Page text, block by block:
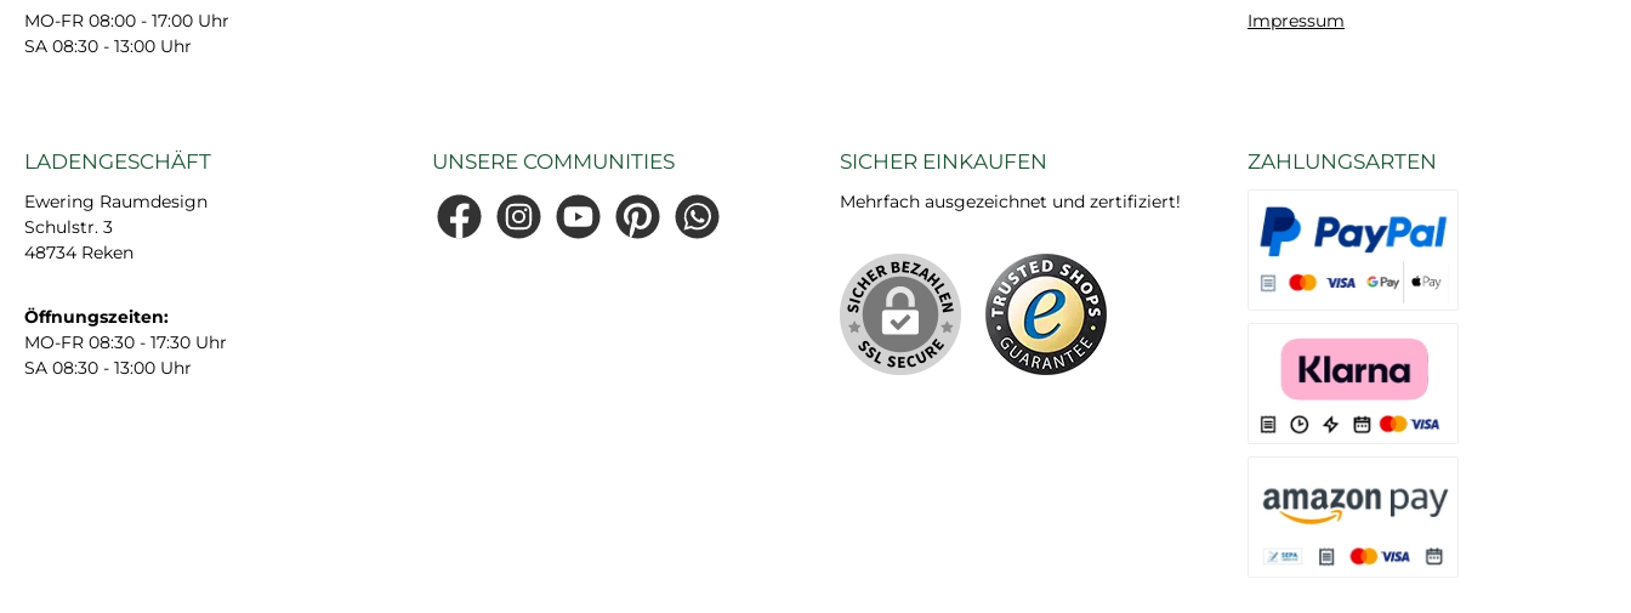
präzise gefertigt und
einfach zu installieren.
und somit sofort für
den finalen Anstrich
bereit.Mit der C217 und
der C338 gibt es diese
Größenvarianten.
MO-FR 08:00 - 17:00 Uhr
SA 08:30 - 13:00 Uhr
Impressum
LADENGESCHÄFT
Ewering Raumdesign
Schulstr. 3
48734 Reken
Öffnungszeiten:
MO-FR 08:30 - 17:30 Uhr
SA 08:30 - 13:00 Uhr
UNSERE COMMUNITIES
FacebookInstagramYouTubePinterestWhatsApp
SICHER EINKAUFEN
Mehrfach ausgezeichnet und zertifiziert!
ZAHLUNGSARTEN